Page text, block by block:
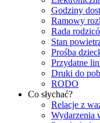
Godziny
Ramowy
Rada
Stan
Prośba
Przydatne
Druki do
RODO
Co słychać?
Relacje z
Wydarzenia